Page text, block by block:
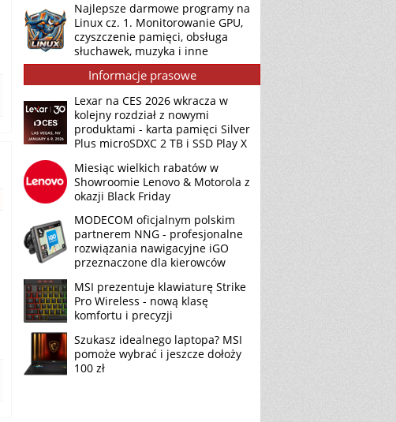
Najlepsze darmowe programy na
Linux cz. 1. Monitorowanie GPU,
czyszczenie pamięci, obsługa
słuchawek, muzyka i inne
Informacje prasowe
Lexar na CES 2026 wkracza w
kolejny rozdział z nowymi
produktami - karta pamięci Silver
Plus microSDXC 2 TB i SSD Play X
Miesiąc wielkich rabatów w
Showroomie Lenovo & Motorola z
okazji Black Friday
MODECOM oficjalnym polskim
partnerem NNG - profesjonalne
rozwiązania nawigacyjne iGO
przeznaczone dla kierowców
MSI prezentuje klawiaturę Strike
Pro Wireless - nową klasę
komfortu i precyzji
Szukasz idealnego laptopa? MSI
pomoże wybrać i jeszcze dołoży
100 zł